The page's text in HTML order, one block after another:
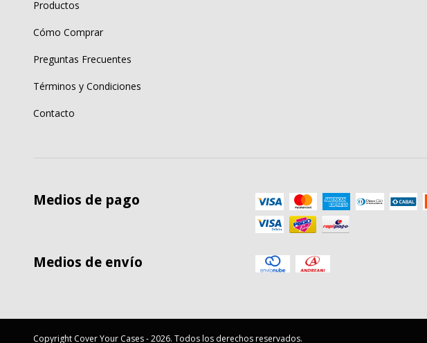
Productos
Cómo Comprar
Preguntas Frecuentes
Términos y Condiciones
Contacto
Medios de pago
Medios de envío
Copyright Cover Your Cases - 2026. Todos los derechos reservados.